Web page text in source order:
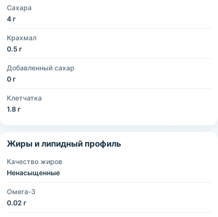
Сахара
4 г
Крахмал
0.5 г
Добавленный сахар
0 г
Клетчатка
1.8 г
Жиры и липидный профиль
Качество жиров
Ненасыщенные
Омега-3
0.02 г